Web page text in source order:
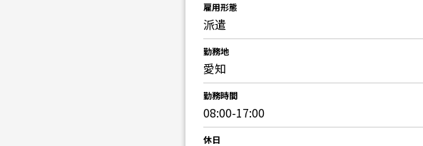
雇用形態
派遣
勤務地
愛知
勤務時間
08:00-17:00
休日